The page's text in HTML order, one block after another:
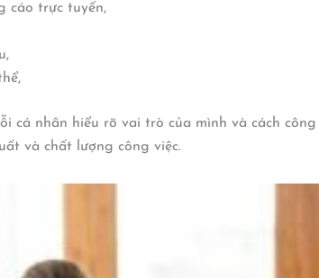
cáo trực tuyến,
cá nhân hiểu rõ vai trò của mình và cách
và chất lượng công việc.